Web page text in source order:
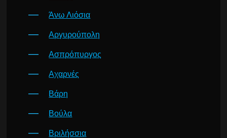
Άνω Λιόσια
Αργυρούπολη
Ασπρόπυργος
Αχαρνές
Βάρη
Βούλα
Βριλήσσια